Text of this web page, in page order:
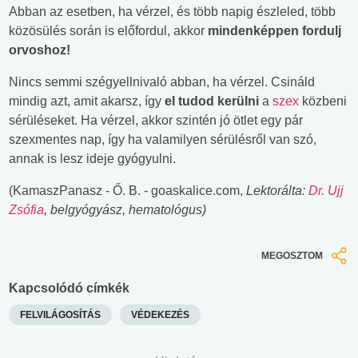
Abban az esetben, ha vérzel, és több napig észleled, több
közösülés során is előfordul, akkor mindenképpen fordulj
orvoshoz!
Nincs semmi szégyellnivaló abban, ha vérzel. Csináld
mindig azt, amit akarsz, így el tudod kerülni a szex közbeni
sérüléseket. Ha vérzel, akkor szintén jó ötlet egy pár
szexmentes nap, így ha valamilyen sérülésről van szó,
annak is lesz ideje gyógyulni.
(KamaszPanasz - Ő. B. - goaskalice.com, Lektorálta: Dr. Ujj
Zsófia, belgyógyász, hematológus)
MEGOSZTOM
Kapcsolódó címkék
FELVILÁGOSÍTÁS VÉDEKEZÉS